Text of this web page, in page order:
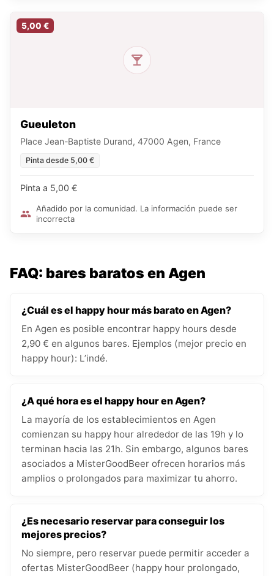
5,00 €
Gueuleton
Place Jean-Baptiste Durand, 47000 Agen, France
Pinta desde 5,00 €
Pinta a 5,00 €
Añadido por la comunidad. La información puede ser
incorrecta
FAQ: bares baratos en Agen
¿Cuál es el happy hour más barato en Agen?
En Agen es posible encontrar happy hours desde
2,90 € en algunos bares. Ejemplos (mejor precio en
happy hour): L’indé.
¿A qué hora es el happy hour en Agen?
La mayoría de los establecimientos en Agen
comienzan su happy hour alrededor de las 19h y lo
terminan hacia las 21h. Sin embargo, algunos bares
asociados a MisterGoodBeer ofrecen horarios más
amplios o prolongados para maximizar tu ahorro.
¿Es necesario reservar para conseguir los
mejores precios?
No siempre, pero reservar puede permitir acceder a
ofertas MisterGoodBeer (happy hour prolongado,